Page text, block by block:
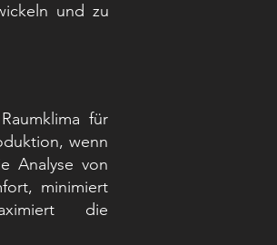
und zu
für
wenn
Analyse von
minimiert
die